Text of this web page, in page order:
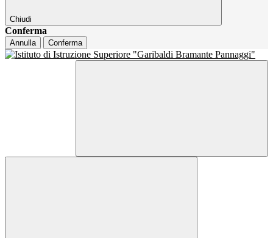
Chiudi
Conferma
Annulla Conferma